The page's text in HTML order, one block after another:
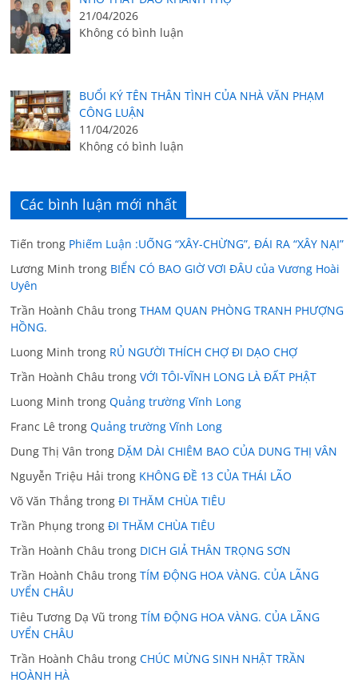
21/04/2026
Không có bình luận
BUỔI KÝ TÊN THÂN TÌNH CỦA NHÀ VĂN PHẠM
CÔNG LUẬN
11/04/2026
Không có bình luận
Các bình luận mới nhất
Tiến trong Phiếm Luận :UỐNG “XÂY-CHỪNG”, ĐÁI RA “XÂY NẠI”
Lương Minh trong BIỂN CÓ BAO GIỜ VƠI ĐÂU của Vương Hoài
Uyên
Trần Hoành Châu trongTHAM QUAN PHÒNG TRANH PHƯỢNG
HỒNG.
Luong Minh trong RỦ NGƯỜI THÍCH CHỢ ĐI DẠO CHỢ
Trần Hoành Châu trongVỚI TÔI-VĨNH LONG LÀ ĐẤT PHẬT
Luong Minh trongQuảng trường Vĩnh Long
Franc Lê trongQuảng trường Vĩnh Long
Dung Thị Vân trong DẶM DÀI CHIÊM BAO CỦA DUNG THỊ VÂN
Nguyễn Triệu Hải trong KHÔNG ĐỀ 13 CỦA THÁI LÃO
Võ Văn Thắng trongĐI THĂM CHÙA TIÊU
Trần Phụng trongĐI THĂM CHÙA TIÊU
Trần Hoành Châu trong DICH GIẢ THÂN TRỌNG SƠN
Trần Hoành Châu trongTÍM ĐỘNG HOA VÀNG. CỦA LÃNG
UYỂN CHÂU
Tiêu Tương Dạ Vũ trongTÍM ĐỘNG HOA VÀNG. CỦA LÃNG
UYỂN CHÂU
Trần Hoành Châu trongCHÚC MỪNG SINH NHẬT TRẦN
HOÀNH HÀ